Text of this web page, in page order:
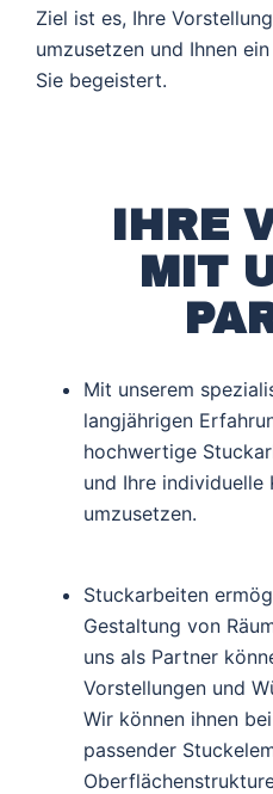
Ziel ist es, Ihre
umzusetzen und Ihnen
Sie begeistert.
IHRE
MIT
Mit unserem
langjährigen
hochwertige
und Ihre individuelle
umzusetzen.
Stuckarbeiten
Gestaltung von
uns als Partner
Vorstellungen und
Wir können ihnen
passender